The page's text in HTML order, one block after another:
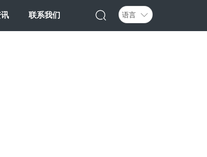
联系我们 语言